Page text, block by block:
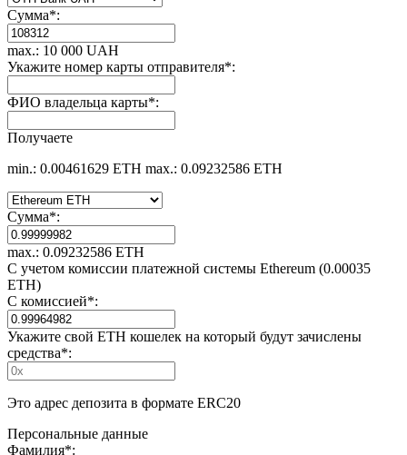
Сумма*:
max.: 10 000 UAH
Укажите номер карты отправителя*:
ФИО владельца карты*:
Получаете
min.: 0.00461629 ETH max.: 0.09232586 ETH
Сумма*:
max.: 0.09232586 ETH
С учетом комиссии платежной системы Ethereum (0.00035
ETH)
С комиссией*:
Укажите свой ETH кошелек на который будут зачислены
средства*:
Это адрес депозита в формате ERC20
Персональные данные
Фамилия*: